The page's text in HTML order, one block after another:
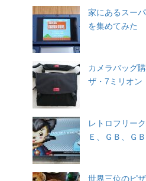
家にあるスー
を集めてみた
カメラバッグ
ザ・7ミリオン
レトロフリー
Ｅ、ＧＢ、Ｇ
世界三位のピ